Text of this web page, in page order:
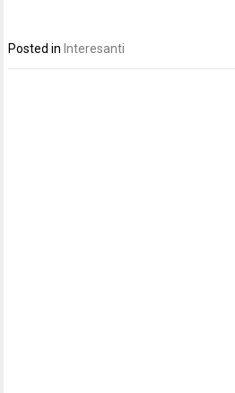
Posted in Interesanti